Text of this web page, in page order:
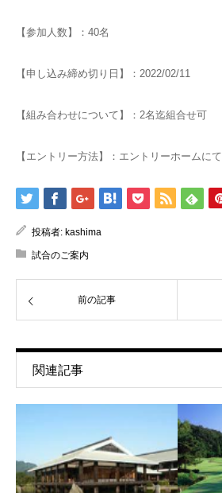
【参加人数】：40名
【申し込み締め切り日】：2022/02/11
【組み合わせについて】：2名迄組合せ可
【エントリー方法】：エントリーホームにて
投稿者: kashima
試合のご案内
前の記事
関連記事